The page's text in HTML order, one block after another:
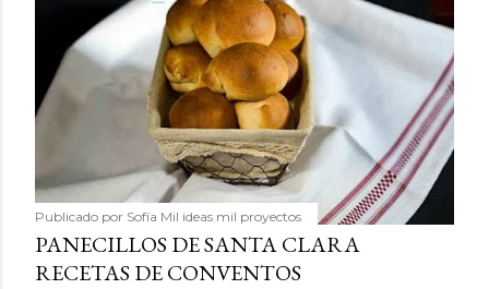
Publicado por Sofía Mil ideas mil proyectos
PANECILLOS DE SANTA CLARA
RECETAS DE CONVENTOS